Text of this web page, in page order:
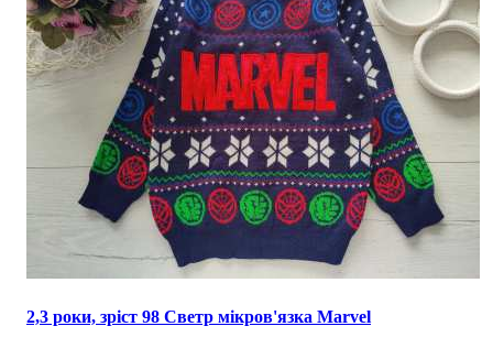
2,3 роки, зріст 98 Светр мікров'язка Marvel